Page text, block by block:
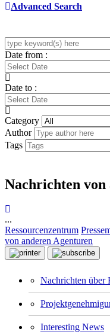
Advanced Search
Date from :
Date to :
Category
Author
Tags
Nachrichten von
...
Ressourcenzentrum
von anderen Agenturen
Nachrichten
Interesting News